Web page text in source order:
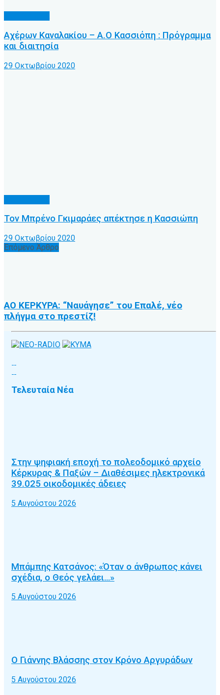
Αχέρων Καναλακίου – Α.Ο Κασσιόπη : Πρόγραμμα
και διαιτησία
29 Οκτωβρίου 2020
Τον Μπρένο Γκιμαράες απέκτησε η Κασσιώπη
29 Οκτωβρίου 2020
Επόμενο Άρθρο
ΑΟ ΚΕΡΚΥΡΑ: “Ναυάγησε” του Επαλέ, νέο
πλήγμα στο πρεστίζ!
Τελευταία Νέα
Στην ψηφιακή εποχή το πολεοδομικό αρχείο
Κέρκυρας & Παξών – Διαθέσιμες ηλεκτρονικά
39.025 οικοδομικές άδειες
5 Αυγούστου 2026
Μπάμπης Κατσάνος: «Όταν ο άνθρωπος κάνει
σχέδια, ο Θεός γελάει…»
5 Αυγούστου 2026
Ο Γιάννης Βλάσσης στον Κρόνο Αργυράδων
5 Αυγούστου 2026